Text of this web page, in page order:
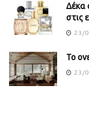
Δέκα
στις
23/
Το
23/